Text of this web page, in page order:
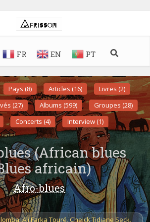
FR EN PT
Pays (8) Articles (16)
Livres (2)
(27)
Albums (599)
Groupes (28)
Concerts (4) Interview (1)
(African blues
africain)
Afro-blues
,Ali Farka Touré,Cheick Tidiane Seck,